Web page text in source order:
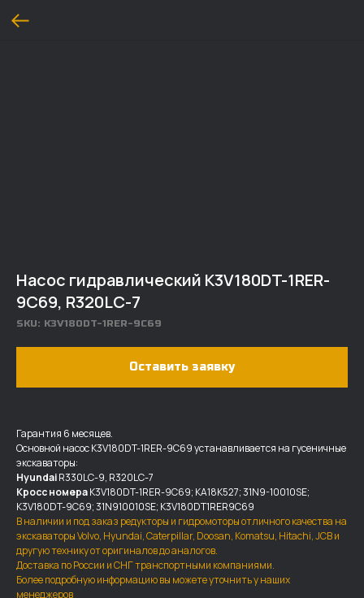
Насос гидравлический K3V180DT-1RER-
9C69, R320LC-7
SKU: K3V180DT-1RER-9C69
Оставить заявку
Гарантия 6 месяцев.
Основной насос K3V180DT-1RER-9C69 устанавливается на гусеничные
экскаваторы:
HyundaiR330LC-9, R320LC-7
Кросс номераK3V180DT-1RER-9C69; KA18K527; 31N9-10010SE;
K3V180DT-9C69; 31N910010SE; K3V180DT1RER9C69
В наличии и под заказ редукторы и гидромоторы отличного качества на
экскаваторы Volvo, Hyundai, Caterpillar, Doosan, Komatsu, Hitachi, JCB и
другую технику от оригиналов до аналогов.
Доставка по России и СНГ транспортными компаниями.
Более подробную информацию вы можете уточнить у наших
менеджеров
ДОСТАВКА И ОПЛАТА